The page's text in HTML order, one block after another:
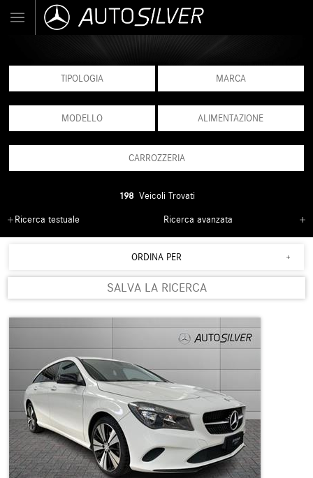
TIPOLOGIA MARCA
MODELLO ALIMENTAZIONE
CARROZZERIA
198Veicoli Trovati
Ricerca testuale
Ricerca avanzata
ORDINA PER
SALVA LA RICERCA